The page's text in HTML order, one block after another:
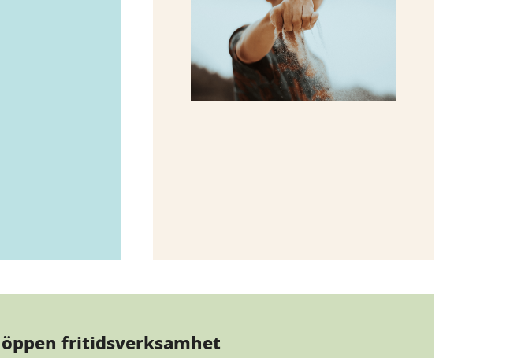
fritidsverksamhet